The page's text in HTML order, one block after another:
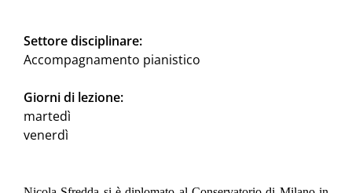
Settore disciplinare:
Accompagnamento pianistico
Giorni di lezione:
martedì
venerdì